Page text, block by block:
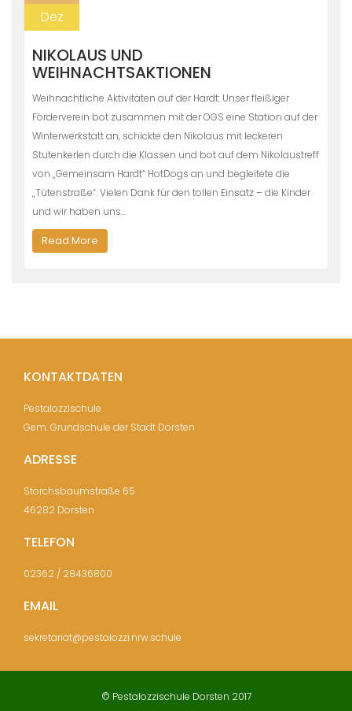
Dez
NIKOLAUS UND
WEIHNACHTSAKTIONEN
Weihnachtliche Aktivitäten auf der Hardt: Unser fleißiger
Förderverein bot zusammen mit der OGS eine Station auf der
Winterwerkstatt an, schickte den Nikolaus mit leckeren
Stutenkerlen durch die Klassen und bot auf dem Nikolaustreff
von „Gemeinsam Hardt“ HotDogs an und begleitete die
„Tütenstraße“. Vielen Dank für den tollen Einsatz – die Kinder
und wir haben uns…
Read More
KONTAKTDATEN
Pestalozzischule
Gem. Grundschule der Stadt Dorsten
ADRESSE
Storchsbaumstraße 65
46282 Dorsten
TELEFON
02362 / 28436800
EMAIL
sekretariat@pestalozzi.nrw.schule
© Pestalozzischule Dorsten 2017